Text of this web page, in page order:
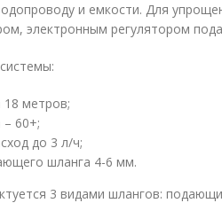
и емкости. Для
электронным регулятором
18 метров;
– 60+;
до 3 л/ч;
шланга 4-6 мм.
3 видами шлангов: